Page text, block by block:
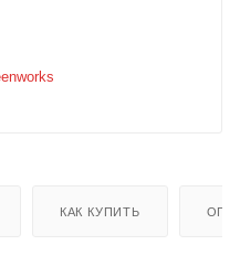
КАК КУПИТЬ